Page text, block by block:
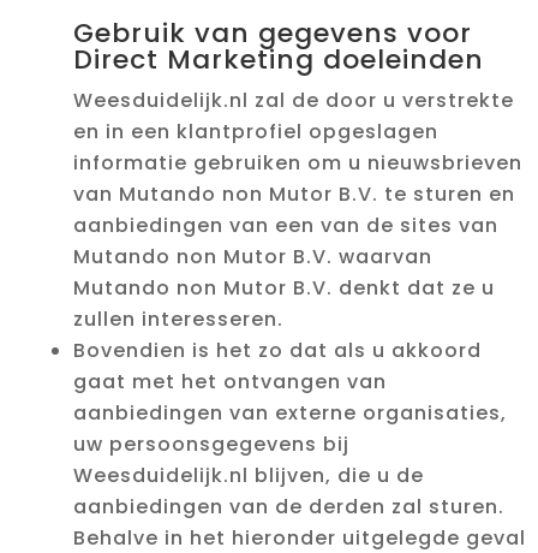
Gebruik van gegevens voor
Direct Marketing doeleinden
Weesduidelijk.nl zal de door u verstrekte
en in een klantprofiel opgeslagen
informatie gebruiken om u nieuwsbrieven
van Mutando non Mutor B.V. te sturen en
aanbiedingen van een van de sites van
Mutando non Mutor B.V. waarvan
Mutando non Mutor B.V. denkt dat ze u
zullen interesseren.
Bovendien is het zo dat als u akkoord
gaat met het ontvangen van
aanbiedingen van externe organisaties,
uw persoonsgegevens bij
Weesduidelijk.nl blijven, die u de
aanbiedingen van de derden zal sturen.
Behalve in het hieronder uitgelegde geval